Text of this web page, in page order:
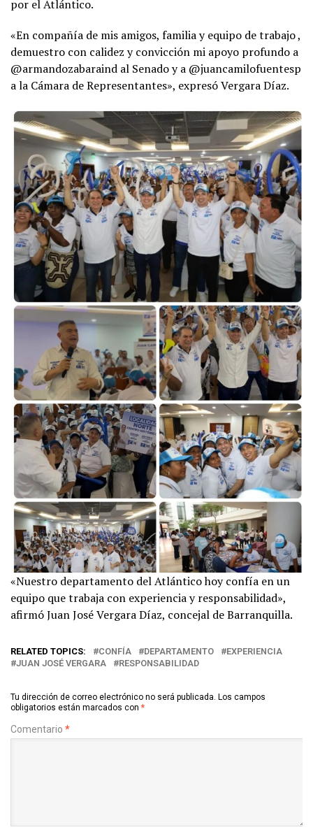
por el Atlántico.
«En compañía de mis amigos, familia y equipo de trabajo ,
demuestro con calidez y convicción mi apoyo profundo a
@armandozabaraind al Senado y a @juancamilofuentesp
a la Cámara de Representantes», expresó Vergara Díaz.
«Nuestro departamento del Atlántico hoy confía en un
equipo que trabaja con experiencia y responsabilidad»,
afirmó Juan José Vergara Díaz, concejal de Barranquilla.
RELATED TOPICS: CONFÍA DEPARTAMENTO
EXPERIENCIA
JUAN JOSÉ VERGARA
RESPONSABILIDAD
Tu dirección de correo electrónico no será publicada. Los campos
obligatorios están marcados con *
Comentario *